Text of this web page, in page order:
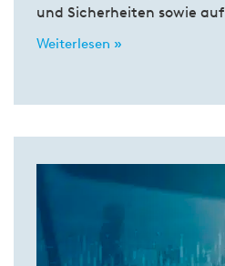
und Sicherheiten sowie auf
Weiterlesen »